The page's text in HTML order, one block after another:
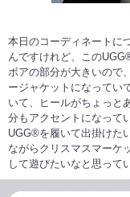
本日のコーディネートに
んですけれど、この
ボアの部分が大きいので
ージャケットになってい
いて、ヒールがちょっと
分もアクセントになって
UGG®を履いて出掛けた
ながらクリスマスマーケ
して遊びたいなと思って